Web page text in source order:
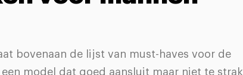
bovenaan de lijst van must-haves voor de
model dat goed aansluit maar niet te strak